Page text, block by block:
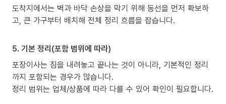
도착지에서는 벽과 바닥 손상을 막기 위해 동선을 먼저 확보하
고, 큰 가구부터 배치해 전체 정리 흐름을 잡습니다.
5. 기본 정리(포함 범위에 따라)
포장이사는 짐을 내려놓고 끝나는 것이 아니라, 기본적인 정리
까지 포함되는 경우가 많습니다.
정리 범위는 업체/상품에 따라 다를 수 있어 확인이 필요합니다.